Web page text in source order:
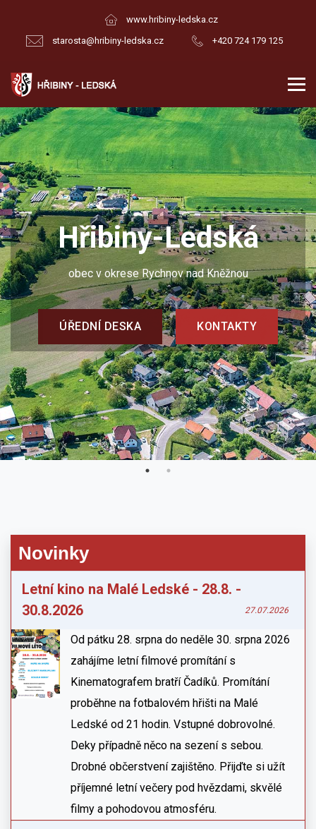
www.hribiny-ledska.cz
starosta@hribiny-ledska.cz
+420 724 179 125
Ledská
Novinky
Letní kino na Malé Ledské - 28.8. -
30.8.2026
27.07.2026
Od pátku 28. srpna do neděle 30. srpna 2026
zahájíme letní filmové promítání s
Kinematografem bratří Čadíků. Promítání
proběhne na fotbalovém hřišti na Malé
Ledské od 21 hodin. Vstupné dobrovolné.
Deky případně něco na sezení s sebou.
Drobné občerstvení zajištěno. Přijďte si užít
příjemné letní večery pod hvězdami, skvělé
filmy a pohodovou atmosféru.